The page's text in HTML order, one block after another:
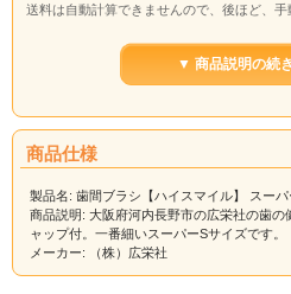
送料は自動計算できませんので、後ほど、手
定と代金引換サービスのご利用は出来ません
▼ 商品説明の続
商品仕様
製品名: 歯間ブラシ【ハイスマイル】 スー
商品説明: 大阪府河内長野市の広栄社の歯
ャップ付。一番細いスーパーSサイズです。
メーカー: （株）広栄社